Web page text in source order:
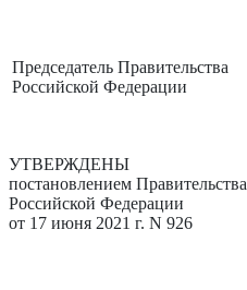
Председатель Правительства
Российской Федерации
УТВЕРЖДЕНЫ
постановлением Правительства
Российской Федерации
от 17 июня 2021 г. N 926